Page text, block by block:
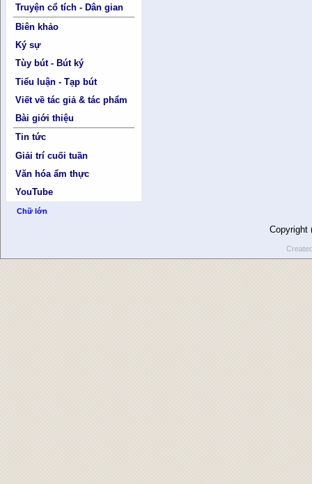
Truyện cổ tích - Dân gian
Biên khảo
Ký sự
Tùy bút - Bút ký
Tiểu luận - Tạp bút
Viết về tác giả & tác phẩm
Bài giới thiệu
Tin tức
Giải trí cuối tuần
Văn hóa ẩm thực
YouTube
Chữ lớn
Copyright